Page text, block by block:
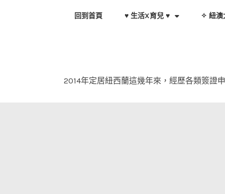
回到首頁 ♥ 生活X育兒 ♥ ✧ 紐澳
2014年定居紐西蘭這幾年來，經歷各類簽證